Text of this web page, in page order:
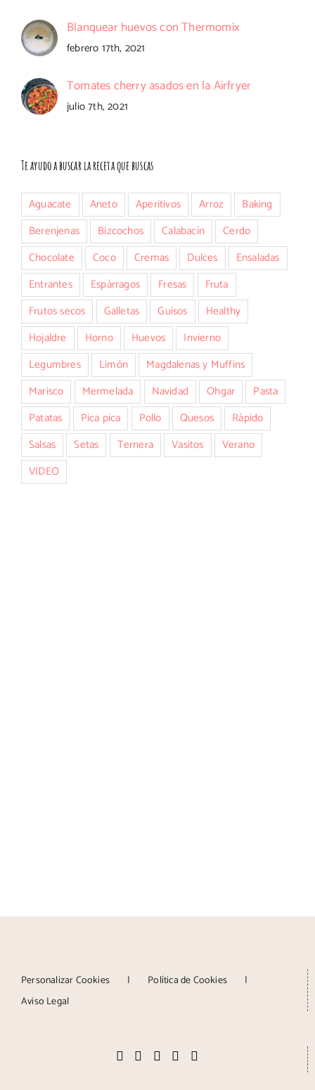
Blanquear huevos con Thermomix
febrero 17th, 2021
Tomates cherry asados en la Airfryer
julio 7th, 2021
Te ayudo a buscar la receta que buscas
Aguacate Aneto Aperitivos Arroz
Baking
Berenjenas
Bizcochos Calabacín
Cerdo
Chocolate
Coco Cremas Dulces
Ensaladas
Entrantes
Espárragos Fresas
Fruta
Frutos secos
Galletas Guisos
Healthy
Hojaldre
Horno Huevos
Invierno
Legumbres
Limón
Magdalenas y Muffins
Marisco
Mermelada Navidad Ohgar
Pasta
Patatas
Pica pica Pollo Quesos
Rápido
Salsas
Setas Ternera Vasitos
Verano
VIDEO
Personalizar Cookies
Política de Cookies
Aviso Legal